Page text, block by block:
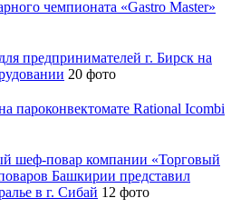
чемпионата «Gastro Master»
предпринимателей г. Бирск на
20 фото
пароконвектомате Rational Icombi
шеф-повар компании «Торговый
Башкирии представил
в г. Сибай 12 фото